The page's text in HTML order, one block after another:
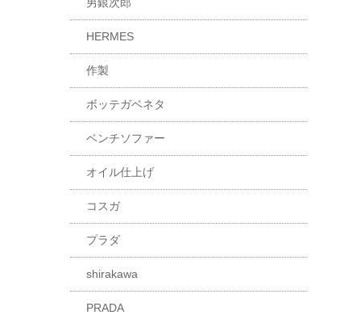
HERMES
作製
ボッテガベネタ
ベンチソファー
オイル仕上げ
コスガ
プラダ
shirakawa
PRADA